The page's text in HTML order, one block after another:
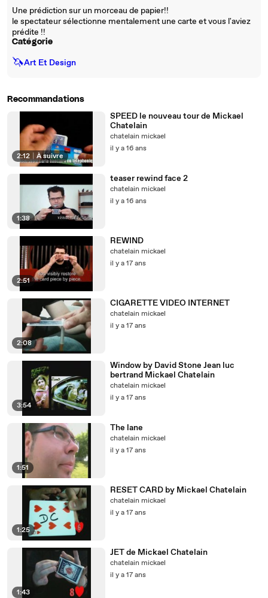
Une prédiction sur un morceau de papier!!
le spectateur sélectionne mentalement une carte et vous l'aviez
prédite !!
Catégorie
🦄Art Et Design
Recommandations
2:12 À suivre
SPEED le nouveau tour de Mickael
Chatelain
chatelain mickael
il y a 16 ans
1:38
teaser rewind face 2
chatelain mickael
il y a 16 ans
2:51
REWIND
chatelain mickael
il y a 17 ans
2:08
CIGARETTE VIDEO INTERNET
chatelain mickael
il y a 17 ans
3:54
Window by David Stone Jean luc
bertrand Mickael Chatelain
chatelain mickael
il y a 17 ans
1:51
The lane
chatelain mickael
il y a 17 ans
1:25
RESET CARD by Mickael Chatelain
chatelain mickael
il y a 17 ans
1:43
JET de Mickael Chatelain
chatelain mickael
il y a 17 ans